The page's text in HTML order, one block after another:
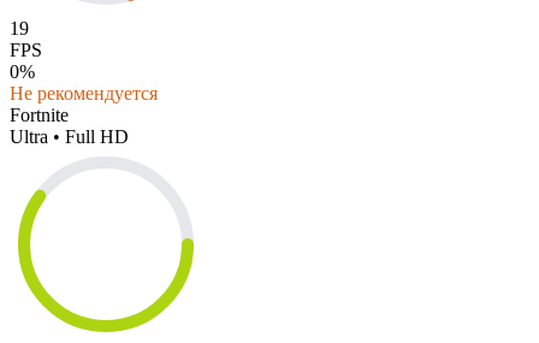
19
FPS
0%
Не рекомендуется
Fortnite
Ultra • Full HD